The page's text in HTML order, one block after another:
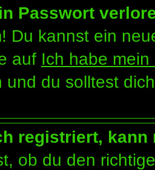
Passwort
Du kannst ein
auf Ich habe
und du solltest
registriert,
ob du den